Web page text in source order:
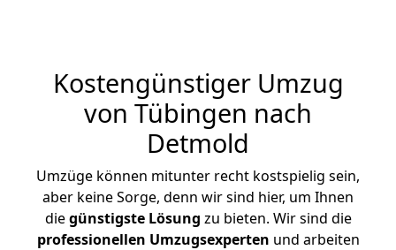
Kostengünstiger Umzug
von Tübingen nach
Detmold
Umzüge können mitunter recht kostspielig sein,
aber keine Sorge, denn wir sind hier, um Ihnen
diegünstigste Lösung zu bieten. Wir sind die
professionellen Umzugsexperten und arbeiten